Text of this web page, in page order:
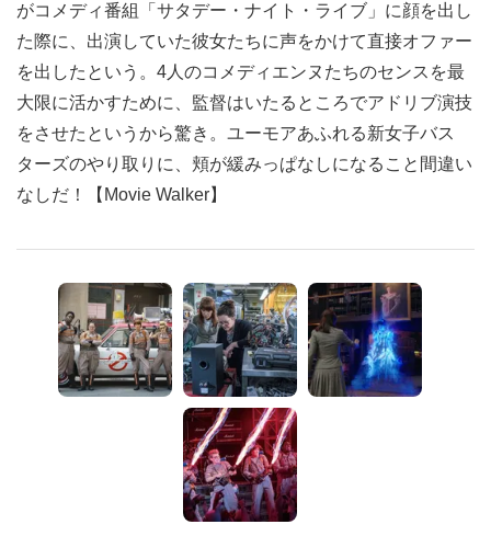
がコメディ番組「サタデー・ナイト・ライブ」に顔を出し
た際に、出演していた彼女たちに声をかけて直接オファー
を出したという。4人のコメディエンヌたちのセンスを最
大限に活かすために、監督はいたるところでアドリブ演技
をさせたというから驚き。ユーモアあふれる新女子バス
ターズのやり取りに、頬が緩みっぱなしになること間違い
なしだ！【Movie Walker】